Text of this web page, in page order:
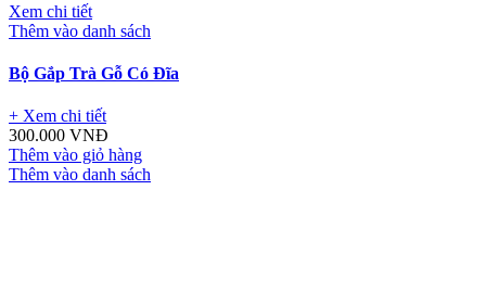
Xem chi tiết
Thêm vào danh sách
Bộ Gắp Trà Gỗ Có Đĩa
+ Xem chi tiết
300.000 VNĐ
Thêm vào giỏ hàng
Thêm vào danh sách